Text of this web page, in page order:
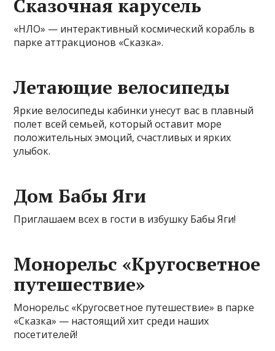
Сказочная карусель
«НЛО» — интерактивный космический корабль в
парке аттракционов «Сказка».
Летающие велосипеды
Яркие велосипеды кабинки унесут вас в плавный
полет всей семьей, который оставит море
положительных эмоций, счастливых и ярких
улыбок.
Дом Бабы Яги
Приглашаем всех в гости в избушку Бабы Яги!
Монорельс «Кругосветное
путешествие»
Монорельс «Кругосветное путешествие» в парке
«Сказка» — настоящий хит среди наших
посетителей!